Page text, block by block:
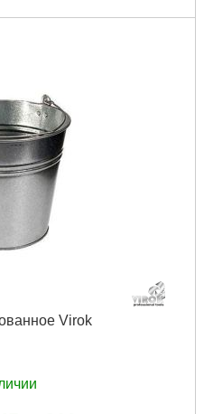
Virok